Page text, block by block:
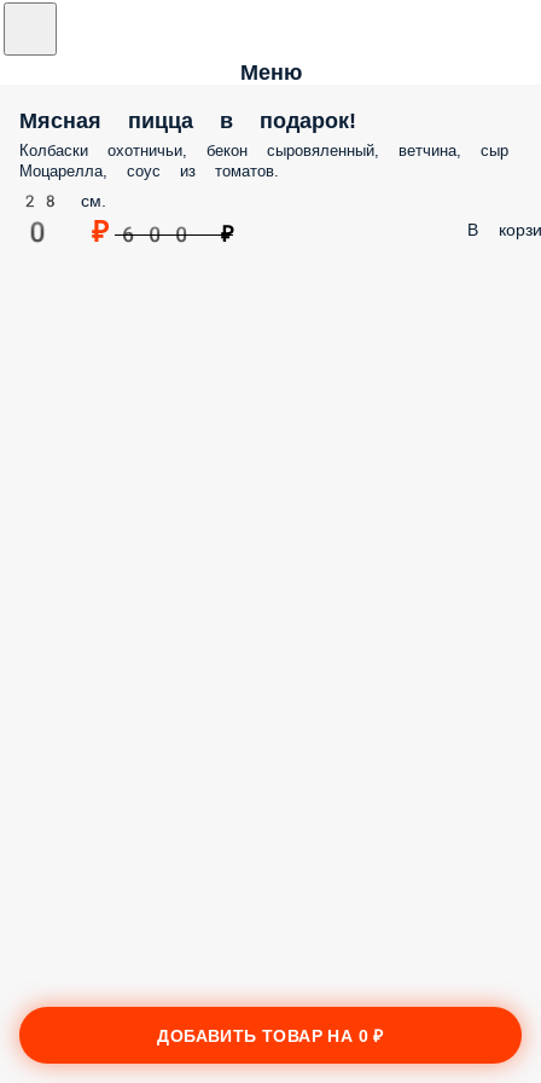
Меню
Мясная пицца в подарок!
Колбаски охотничьи, бекон сыровяленный, ветчина, сыр
Моцарелла, соус из томатов.
28 см.
0 ₽ 600 ₽ В
ДОБАВИТЬ ТОВАР НА 0 ₽